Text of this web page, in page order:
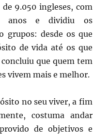
9.050 ingleses, com
anos e dividiu os
grupos: desde os que
de vida até os que
que quem tem
vivem mais e melhor.
no seu viver, a fim
costuma andar
de objetivos e